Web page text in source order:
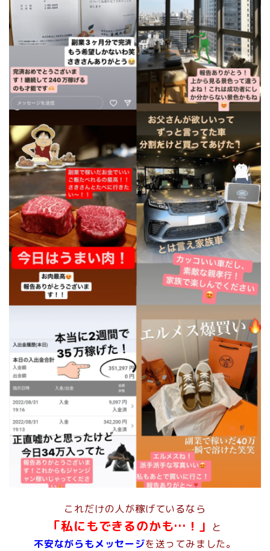
これだけの人が稼げているなら
「私にもできるのかも…！」 と
不安ながらもメッセージを送ってみました。